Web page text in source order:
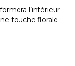
l’intérieur
touche florale